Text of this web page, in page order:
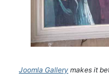
Joomla Gallery makes it